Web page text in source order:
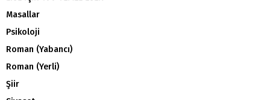
Masallar
Psikoloji
Roman (Yabancı)
Roman (Yerli)
Şiir